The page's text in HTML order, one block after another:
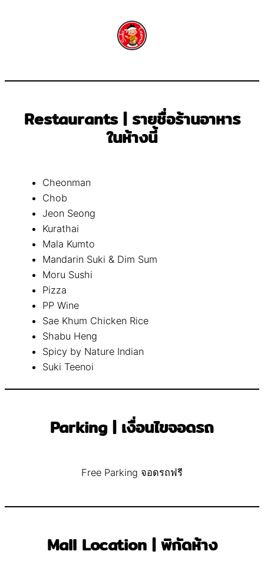
Restaurants | รายชื่อร้านอาหาร
ในห้างนี้
Cheonman
Chob
Jeon Seong
Kurathai
Mala Kumto
Mandarin Suki & Dim Sum
Moru Sushi
Pizza
PP Wine
Sae Khum Chicken Rice
Shabu Heng
Spicy by Nature Indian
Suki Teenoi
Parking | เงื่อนไขจอดรถ
Free Parking จอดรถฟรี
Mall Location | พิกัดห้าง